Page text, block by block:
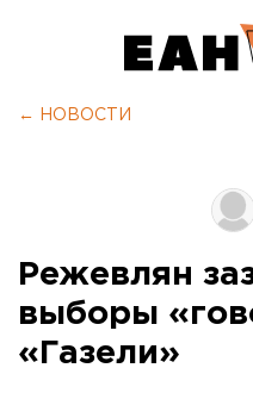
← НОВОСТИ
Режевлян
выборы
«Газели»